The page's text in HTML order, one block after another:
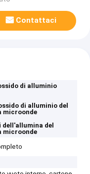
Contattaci
di alluminio
di alluminio del
microonde
del
microonde